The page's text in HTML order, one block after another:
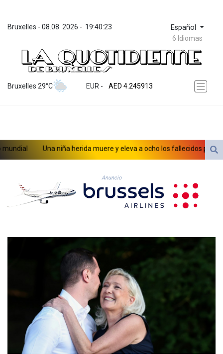
Bruxelles - 08.08. 2026 - 19:40:23 Español
6 Idiomas
Bruxelles 29°C EUR -
ZWL 372.275202
AED 4.245913
AFN 76.887634
ARS 1724.882567
AUD 1.638747
AZN 1.97002
BAM 1.955776
BBD 2.321671
BDT 142.688227
BMD 1.156136
BND 1.477082
BOB 13.69983
BRL 5.876989
BSD 1.152686
BTN 109.688637
BWP 15.558807
BYN 3.432357
BYR 22660.258427
BZD 2.318271
CAD 1.61333
Una niña herida muere y eleva a ocho los fallecidos por el
Anuncio